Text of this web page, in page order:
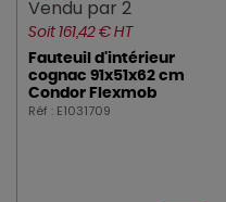
Vendu par 2
Soit 161,42 € HT
Fauteuil d'intérieur
cognac 91x51x62 cm
Condor Flexmob
Réf : E1031709